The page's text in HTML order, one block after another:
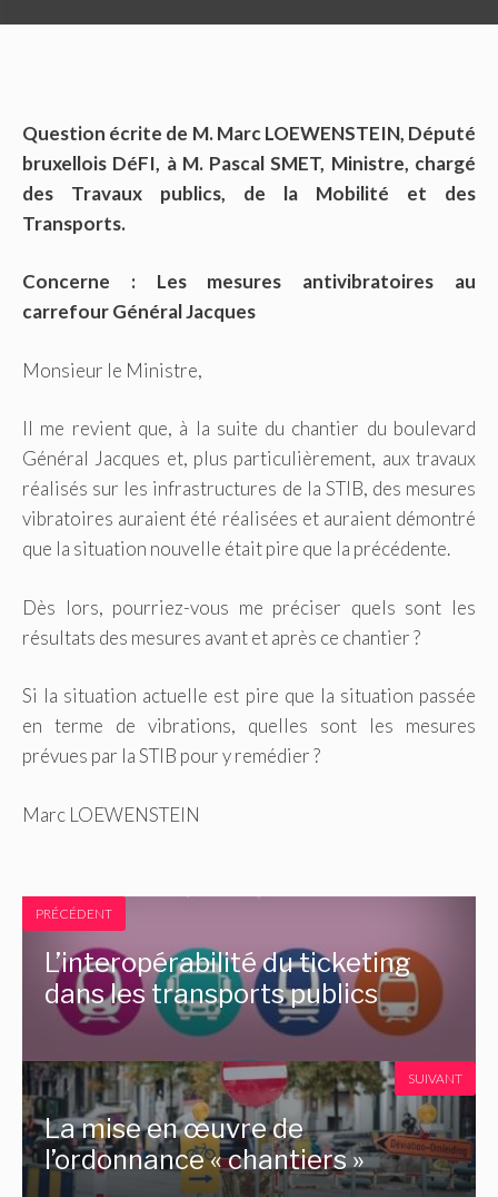
Question écrite de M. Marc LOEWENSTEIN, Député
bruxellois DéFI, à M. Pascal SMET, Ministre, chargé
des Travaux publics, de la Mobilité et des
Transports.
Concerne : Les mesures antivibratoires au
carrefour Général Jacques
Monsieur le Ministre,
Il me revient que, à la suite du chantier du boulevard
Général Jacques et, plus particulièrement, aux travaux
réalisés sur les infrastructures de la STIB, des mesures
vibratoires auraient été réalisées et auraient démontré
que la situation nouvelle était pire que la précédente.
Dès lors, pourriez-vous me préciser quels sont les
résultats des mesures avant et après ce chantier ?
Si la situation actuelle est pire que la situation passée
en terme de vibrations, quelles sont les mesures
prévues par la STIB pour y remédier ?
Marc LOEWENSTEIN
PRÉCÉDENT
L’interopérabilité du ticketing
dans les transports publics
La mise en œuvre de
l’ordonnance « chantiers »
SUIVANT